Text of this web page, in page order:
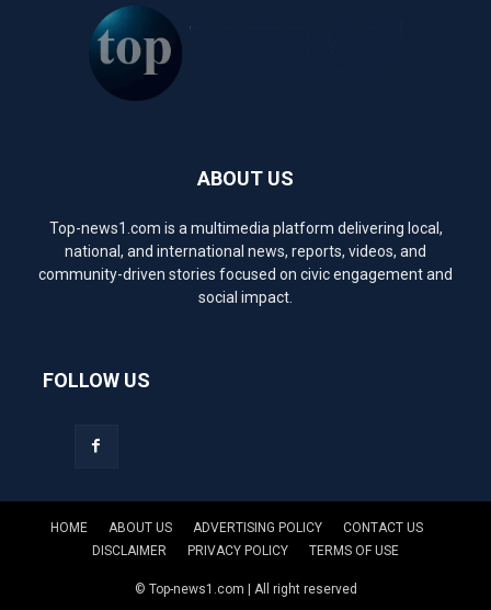
ABOUT US
Top-news1.com is a multimedia platform delivering local,
national, and international news, reports, videos, and
community-driven stories focused on civic engagement and
social impact.
FOLLOW US
HOME ABOUT US ADVERTISING POLICY
CONTACT US
DISCLAIMER
PRIVACY POLICY TERMS OF USE
© Top-news1.com | All right reserved